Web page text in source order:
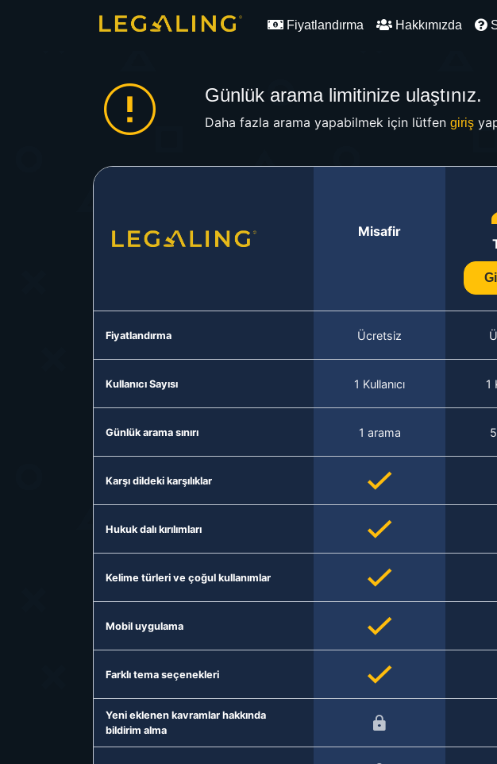
Fiyatlandırma Hakkımızda
Günlük arama limitinize ulaştınız.
Daha fazla arama yapabilmek için lütfen giriş
Misafir
Fiyatlandırma Ücretsiz
Kullanıcı Sayısı 1 Kullanıcı 1
Günlük arama sınırı 1 arama
Karşı dildeki karşılıklar
Hukuk dalı kırılımları
Kelime türleri ve çoğul kullanımlar
Mobil uygulama
Farklı tema seçenekleri
Yeni eklenen kavramlar hakkında
bildirim alma